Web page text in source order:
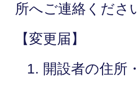
所へご連絡くださ
【変更届】
開設者の住所